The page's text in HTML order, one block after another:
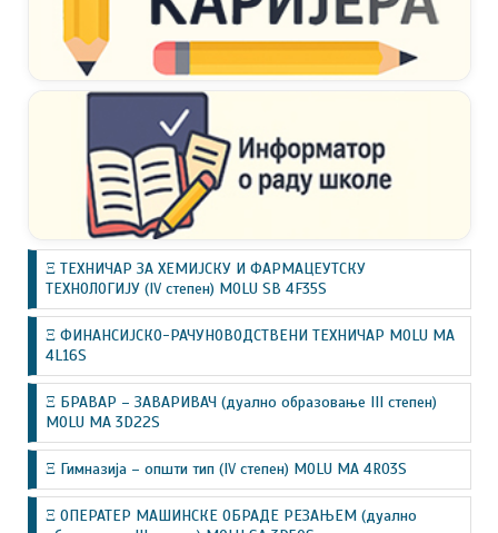
Ξ ТЕХНИЧАР ЗА ХЕМИЈСКУ И ФАРМАЦЕУТСКУ
ТЕХНОЛОГИЈУ (IV степен) MOLU SB 4F35S
Ξ ФИНАНСИЈСКО-РАЧУНОВОДСТВЕНИ ТЕХНИЧАР MOLU MA
4L16S
Ξ БРАВАР – ЗАВАРИВАЧ (дуално образовање III степен)
MOLU MA 3D22S
Ξ Гимназија – општи тип (IV степен) MOLU MA 4R03S
Ξ ОПЕРАТЕР МАШИНСКЕ ОБРАДЕ РЕЗАЊЕМ (дуално